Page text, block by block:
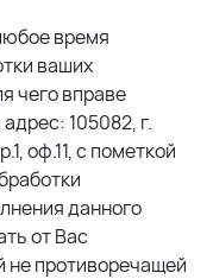
время
ваших
чего вправе
105082, г.
оф.11, с пометкой
данного
от Вас
не противоречащей